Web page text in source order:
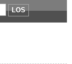
LOS